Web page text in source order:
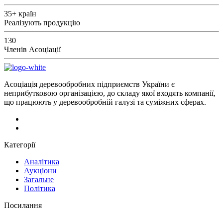
35+ країн
Реалізують продукцію
130
Членів Асоціації
Асоціація деревообробних підприємств України є
неприбутковою організацією, до складу якої входять компанії,
що працюють у деревообробній галузі та суміжних сферах.
Категорії
Аналітика
Аукціони
Загальне
Політика
Посилання